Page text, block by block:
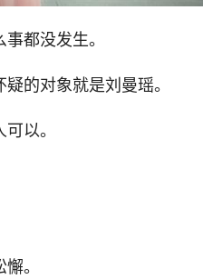
都没发生。
的对象就是刘曼瑶。
以。
。